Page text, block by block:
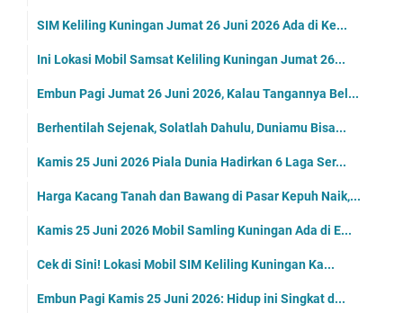
SIM Keliling Kuningan Jumat 26 Juni 2026 Ada di Ke...
Ini Lokasi Mobil Samsat Keliling Kuningan Jumat 26...
Embun Pagi Jumat 26 Juni 2026, Kalau Tangannya Bel...
Berhentilah Sejenak, Solatlah Dahulu, Duniamu Bisa...
Kamis 25 Juni 2026 Piala Dunia Hadirkan 6 Laga Ser...
Harga Kacang Tanah dan Bawang di Pasar Kepuh Naik,...
Kamis 25 Juni 2026 Mobil Samling Kuningan Ada di E...
Cek di Sini! Lokasi Mobil SIM Keliling Kuningan Ka...
Embun Pagi Kamis 25 Juni 2026: Hidup ini Singkat d...